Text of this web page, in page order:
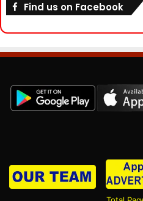
Find us on Facebook